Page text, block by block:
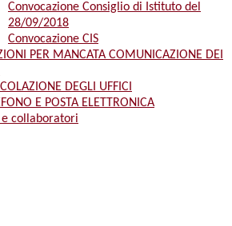
Convocazione Consiglio di Istituto del
28/09/2018
Convocazione CIS
PER MANCATA COMUNICAZIONE DEI
DEGLI UFFICI
E POSTA ELETTRONICA
collaboratori